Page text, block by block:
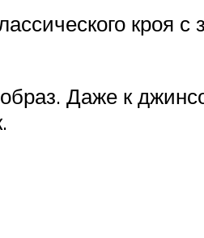
кроя с
Даже к